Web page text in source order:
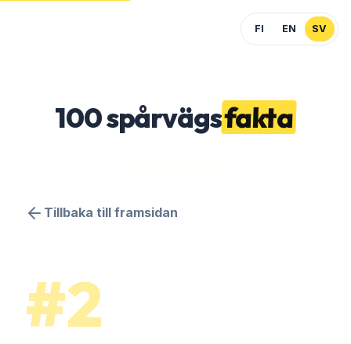
FI EN SV
100spårvägsfakta
Tillbaka till framsidan
#2